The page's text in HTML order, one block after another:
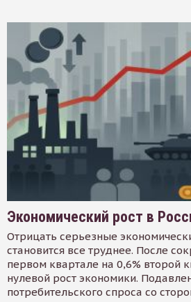
Экономический рост в
Отрицать серьезные
становится все труднее. После
первом квартале на 0,6% второй
нулевой рост экономики.
потребительского спроса со